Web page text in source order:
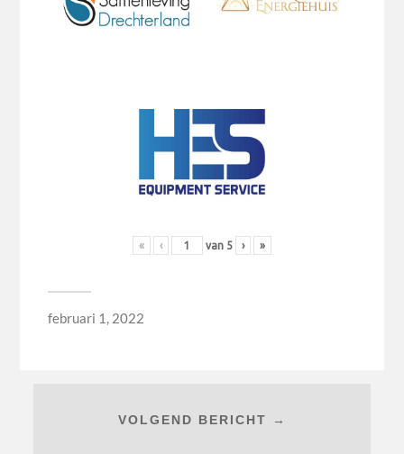
« ‹ van 5 › »
februari 1, 2022
VOLGEND BERICHT →